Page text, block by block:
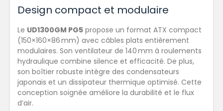
Design compact et modulaire
Le UD1300GM PG5 propose un format ATX compact
(150×160×86 mm) avec câbles plats entièrement
modulaires. Son ventilateur de 140 mm à roulements
hydraulique combine silence et efficacité. De plus,
son boîtier robuste intègre des condensateurs
japonais et un dissipateur thermique optimisé. Cette
conception soignée améliore la durabilité et le flux
d’air.